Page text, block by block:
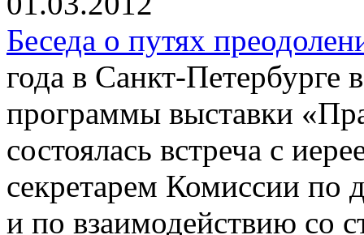
Беседа о путях
года в Санкт-Петербурге
программы выставки
состоялась встреча с
секретарем Комиссии по
и по взаимодействию со